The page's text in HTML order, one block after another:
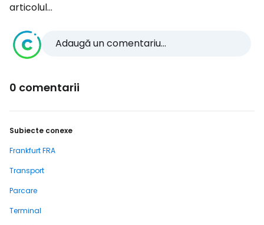
articolul...
Adaugă un comentariu...
0 comentarii
Subiecte conexe
Frankfurt FRA
Transport
Parcare
Terminal